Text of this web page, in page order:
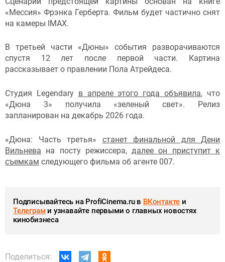
«Мессия» Фрэнка Герберта. Фильм будет частично снят
на камеры IMAX.
В третьей части «Дюны» события разворачиваются
спустя 12 лет после первой части. Картина
рассказывает о правлении Пола Атрейдеса.
Студия Legendary в апреле этого года объявила, что
«Дюна 3» получила «зеленый свет». Релиз
запланирован на декабрь 2026 года.
«Дюна: Часть третья» станет финальной для Дени
Вильнева на посту режиссера, далее он приступит к
съемкам следующего фильма об агенте 007.
Подписывайтесь на ProfiCinema.ru в ВКонтакте и
Телеграми узнавайте первыми о главных новостях
кинобизнеса
Поделиться: